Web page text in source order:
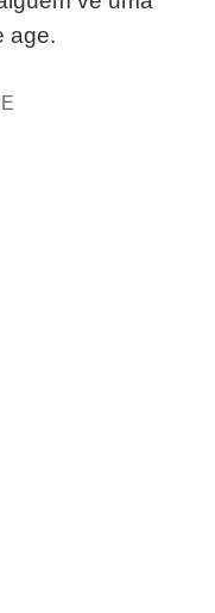
age.